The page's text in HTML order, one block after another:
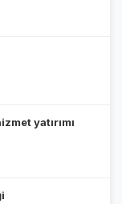
yatırımı